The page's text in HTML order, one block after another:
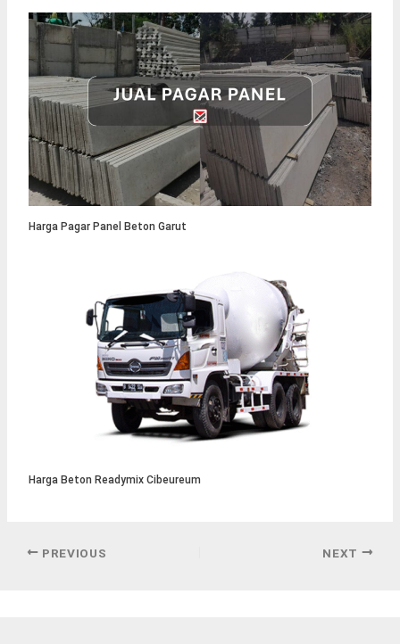
Harga Pagar Panel Beton Garut
Harga Beton Readymix Cibeureum
PREVIOUS NEXT